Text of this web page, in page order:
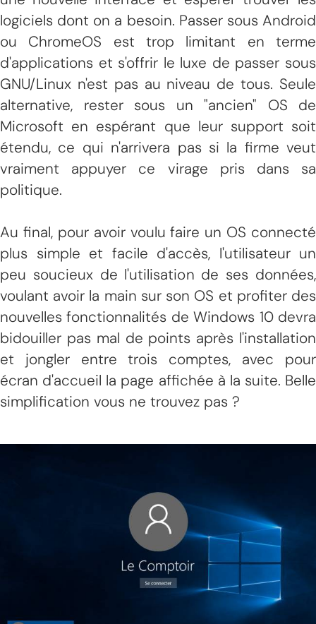
logiciels dont on a besoin. Passer sous Android
ou ChromeOS est trop limitant en terme
d'applications et s'offrir le luxe de passer sous
GNU/Linux n'est pas au niveau de tous. Seule
alternative, rester sous un "ancien" OS de
Microsoft en espérant que leur support soit
étendu, ce qui n'arrivera pas si la firme veut
vraiment appuyer ce virage pris dans sa
politique.
Au final, pour avoir voulu faire un OS connecté
plus simple et facile d'accès, l'utilisateur un
peu soucieux de l'utilisation de ses données,
voulant avoir la main sur son OS et profiter des
nouvelles fonctionnalités de Windows 10 devra
bidouiller pas mal de points après l'installation
et jongler entre trois comptes, avec pour
écran d'accueil la page affichée à la suite. Belle
simplification vous ne trouvez pas ?